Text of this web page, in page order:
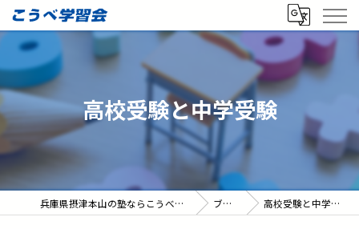
高校受験と中学受験
兵庫県摂津本山の塾ならこうべ学習会 ブログ 高校受験と中学受験